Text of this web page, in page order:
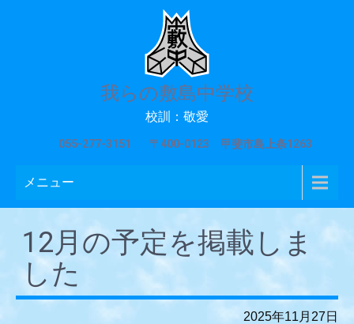
我らの敷島中学校
校訓：敬愛
055-277-3151 〒400-0123 甲斐市島上条1263
メニュー
12月の予定を掲載しま
した
2025年11月27日